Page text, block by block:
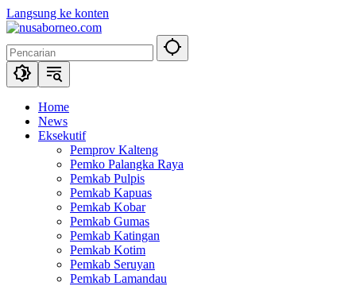
Langsung ke konten
Home
News
Eksekutif
Pemprov Kalteng
Pemko Palangka Raya
Pemkab Pulpis
Pemkab Kapuas
Pemkab Kobar
Pemkab Gumas
Pemkab Katingan
Pemkab Kotim
Pemkab Seruyan
Pemkab Lamandau